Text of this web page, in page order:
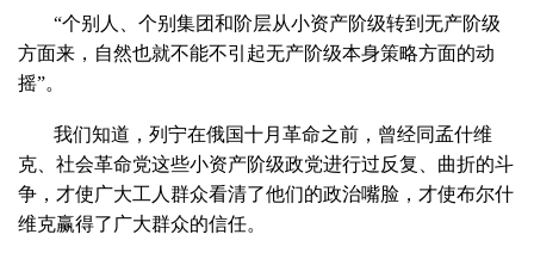
“个别人、个别集团和阶层从小资产阶级转到无产阶级
方面来，自然也就不能不引起无产阶级本身策略方面的动
摇”。
我们知道，列宁在俄国十月革命之前，曾经同孟什维
克、社会革命党这些小资产阶级政党进行过反复、曲折的斗
争，才使广大工人群众看清了他们的政治嘴脸，才使布尔什
维克赢得了广大群众的信任。